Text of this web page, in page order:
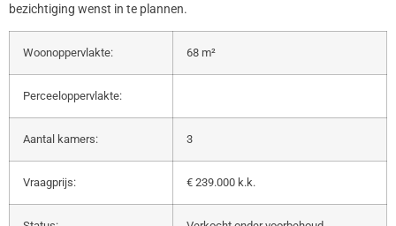
bezichtiging wenst in te plannen.
Woonoppervlakte: 68 m²
Perceeloppervlakte:
Aantal kamers: 3
Vraagprijs: € 239.000 k.k.